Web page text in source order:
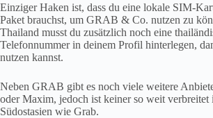
Einziger Haken ist, dass du eine lokale SIM-
Paket brauchst, um GRAB & Co. nutzen zu
Thailand musst du zusätzlich noch eine
Telefonnummer in deinem Profil hinterlegen,
nutzen kannst.
Neben GRAB gibt es noch viele weitere
oder Maxim, jedoch ist keiner so weit verbreitet
Südostasien wie Grab.